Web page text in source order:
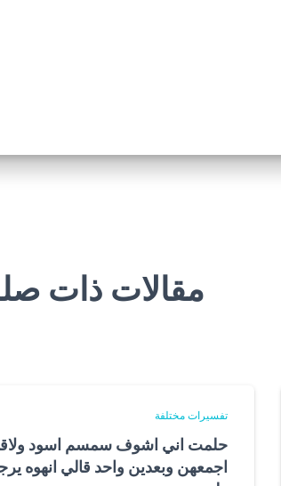
مقالات ذات
تفسيرات مختلفة
حلمت اني اشوف سمسم اسود
اجمعهن وبعدين واحد قالي انهوه